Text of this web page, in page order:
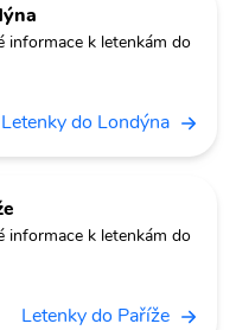
informace k letenkám do
Letenky do Londýna
informace k letenkám do
Letenky do Paříže